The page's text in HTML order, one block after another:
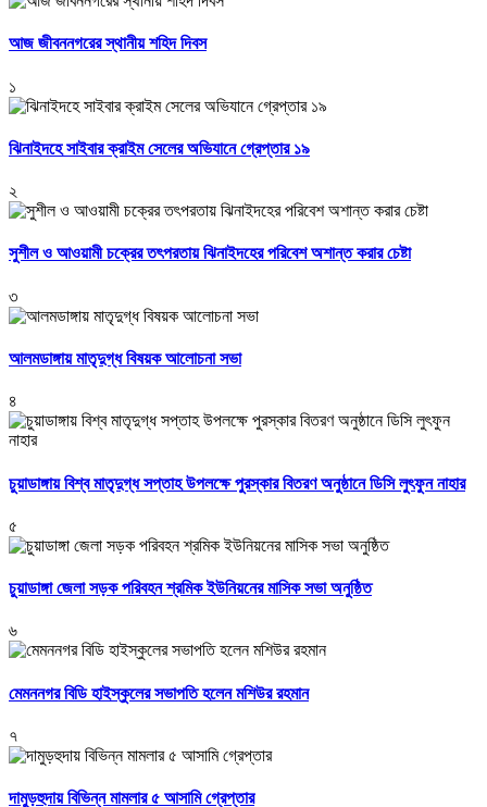
আজ জীবননগরের স্থানীয় শহিদ দিবস
১
ঝিনাইদহে সাইবার ক্রাইম সেলের অভিযানে গ্রেপ্তার ১৯
২
সুশীল ও আওয়ামী চক্রের তৎপরতায় ঝিনাইদহের পরিবেশ অশান্ত করার চেষ্টা
৩
আলমডাঙ্গায় মাতৃদুগ্ধ বিষয়ক আলোচনা সভা
৪
চুয়াডাঙ্গায় বিশ্ব মাতৃদুগ্ধ সপ্তাহ উপলক্ষে পুরস্কার বিতরণ অনুষ্ঠানে ডিসি লুৎফুন নাহার
৫
চুয়াডাঙ্গা জেলা সড়ক পরিবহন শ্রমিক ইউনিয়নের মাসিক সভা অনুষ্ঠিত
৬
মেমননগর বিডি হাইস্কুলের সভাপতি হলেন মশিউর রহমান
৭
দামুড়হুদায় বিভিন্ন মামলার ৫ আসামি গ্রেপ্তার